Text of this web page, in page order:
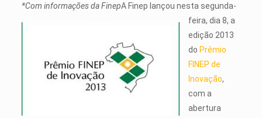
*Com informações da FinepA Finep lançou nesta segunda-
feira, dia 8, a
edição 2013
do Prêmio
FINEP de
Inovação,
com a
abertura